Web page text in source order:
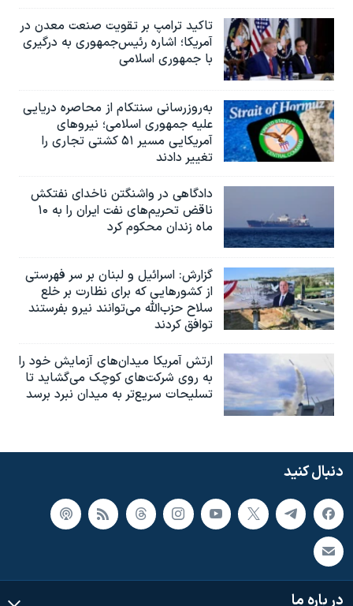
تاکید ترامپ بر تقویت صنعت معدن در
آمریکا؛ اشاره رئیس‌جمهوری به درگیری
با جمهوری اسلامی
به‌روزرسانی سنتکام از محاصره دریایی
علیه جمهوری اسلامی؛ نیروهای
آمریکایی مسیر ۵۱ کشتی تجاری را
تغییر دادند
دادگاهی در واشنگتن ناخدای نفتکش
ناقض تحریم‌های نفت ایران را به ۱۰
ماه زندان محکوم کرد
گزارش‌: اسرائيل و لبنان بر سر فهرستی
از کشورهایی که برای نظارت بر خلع
سلاح حزب‌الله می‌توانند نیرو بفرستند
توافق کردند
ارتش آمریکا میدان‌های آزمایش خود را
به روی شرکت‌های کوچک می‌گشاید تا
تسلیحات سریع‌تر به میدان نبرد برسد
دنبال کنید
در باره ما